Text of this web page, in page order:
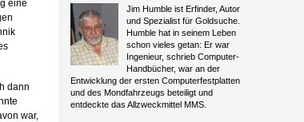
eine
dann
war,
Jim Humble ist Erfinder, Autor
und Spezialist für Goldsuche.
Humble hat in seinem Leben
schon vieles getan: Er war
Ingenieur, schrieb Computer-
Handbücher, war an der
Entwicklung der ersten Computerfestplatten
und des Mondfahrzeugs beteiligt und
entdeckte das Allzweckmittel MMS.